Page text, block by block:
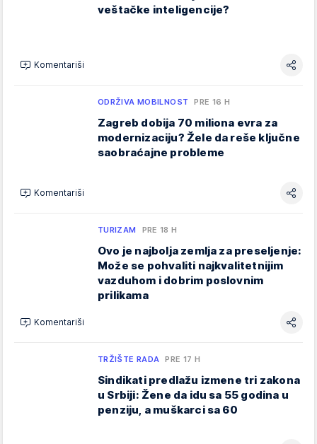
veštačke inteligencije?
Komentariši
ODRŽIVA MOBILNOST PRE 16 H
Zagreb dobija 70 miliona evra za
modernizaciju? Žele da reše ključne
saobraćajne probleme
Komentariši
TURIZAM PRE 18 H
Ovo je najbolja zemlja za preseljenje:
Može se pohvaliti najkvalitetnijim
vazduhom i dobrim poslovnim
prilikama
Komentariši
TRŽIŠTE RADA PRE 17 H
Sindikati predlažu izmene tri zakona
u Srbiji: Žene da idu sa 55 godina u
penziju, a muškarci sa 60